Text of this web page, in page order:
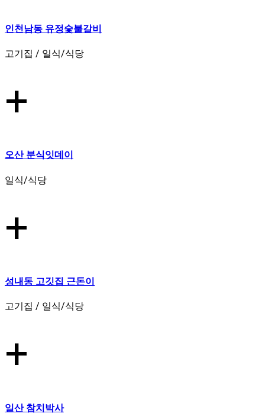
인천남동 유정숯불갈비
고기집 / 일식/식당
+
오산 분식잇데이
일식/식당
+
성내동 고깃집 근돈이
고기집 / 일식/식당
+
일산 참치박사